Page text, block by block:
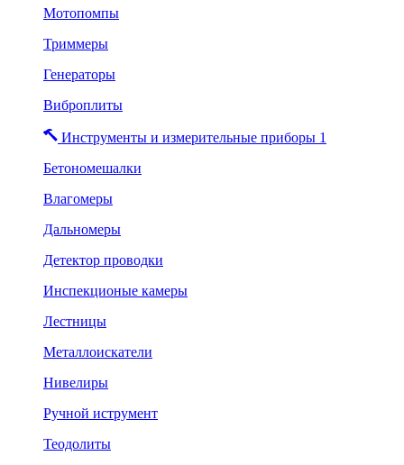
Мотопомпы
Триммеры
Генераторы
Виброплиты
Инструменты и измерительные приборы 1
Бетономешалки
Влагомеры
Дальномеры
Детектор проводки
Инспекционые камеры
Лестницы
Металлоискатели
Нивелиры
Ручной иструмент
Теодолиты